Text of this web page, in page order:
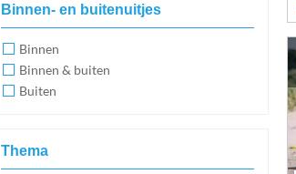
Binnen- en buitenuitjes
Binnen
Binnen & buiten
Buiten
Thema